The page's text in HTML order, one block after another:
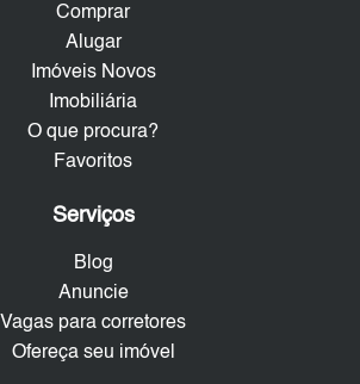
Comprar
Alugar
Imóveis Novos
Imobiliária
O que procura?
Favoritos
Serviços
Blog
Anuncie
Vagas para corretores
Ofereça seu imóvel